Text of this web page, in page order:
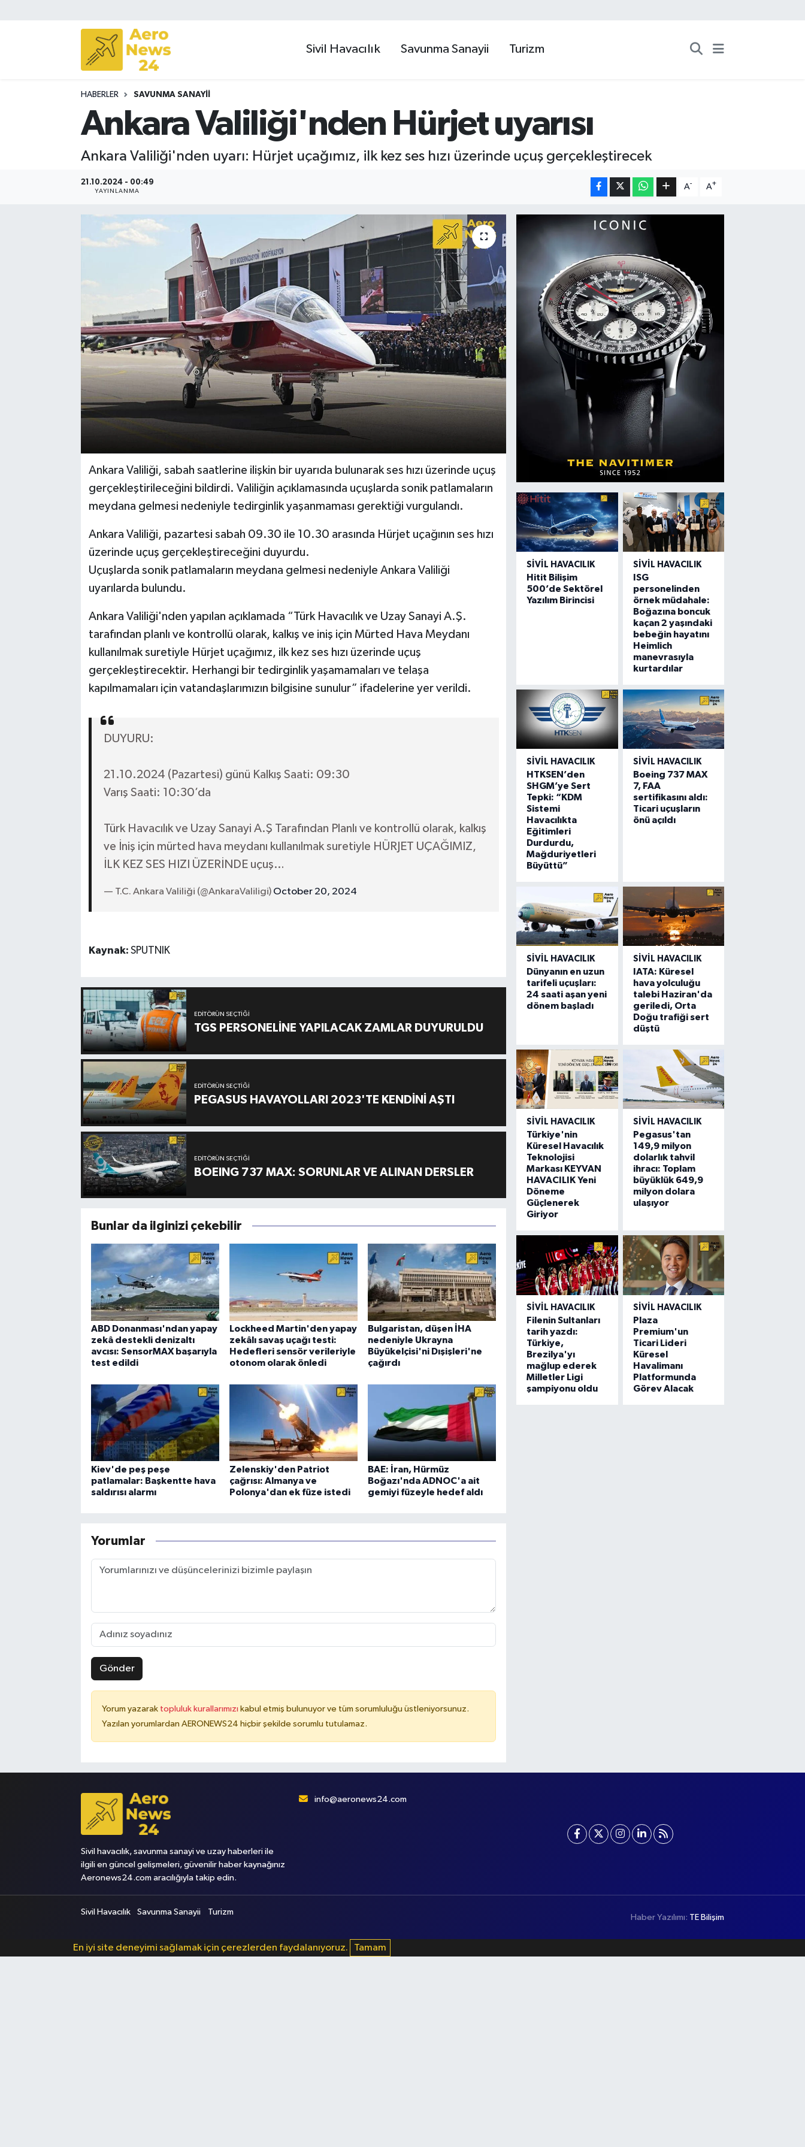
Sivil Havacılık Savunma Sanayii Turizm
HABERLER SAVUNMA SANAYII
Ankara Valiliği'nden Hürjet uyarısı
Ankara Valiliği'nden uyarı: Hürjet uçağımız, ilk kez ses hızı üzerinde uçuş gerçekleştirecek
21.10.2024 - 00:49
YAYINLANMA
A- A+
Ankara Valiliği, sabah saatlerine ilişkin bir uyarıda bulunarak ses hızı üzerinde uçuş
gerçekleştirileceğini bildirdi. Valiliğin açıklamasında uçuşlarda sonik patlamaların
meydana gelmesi nedeniyle tedirginlik yaşanmaması gerektiği vurgulandı.
Ankara Valiliği, pazartesi sabah 09.30 ile 10.30 arasında Hürjet uçağının ses hızı
üzerinde uçuş gerçekleştireceğini duyurdu.
Uçuşlarda sonik patlamaların meydana gelmesi nedeniyle Ankara Valiliği
uyarılarda bulundu.
Ankara Valiliği'nden yapılan açıklamada “Türk Havacılık ve Uzay Sanayi A.Ş.
tarafından planlı ve kontrollü olarak, kalkış ve iniş için Mürted Hava Meydanı
kullanılmak suretiyle Hürjet uçağımız, ilk kez ses hızı üzerinde uçuş
gerçekleştirecektir. Herhangi bir tedirginlik yaşamamaları ve telaşa
kapılmamaları için vatandaşlarımızın bilgisine sunulur” ifadelerine yer verildi.
DUYURU:
21.10.2024 (Pazartesi) günü Kalkış Saati: 09:30
Varış Saati: 10:30’da
Türk Havacılık ve Uzay Sanayi A.Ş Tarafından Planlı ve kontrollü olarak, kalkış
ve İniş için mürted hava meydanı kullanılmak suretiyle HÜRJET UÇAĞIMIZ,
İLK KEZ SES HIZI ÜZERİNDE uçuş…
— T.C. Ankara Valiliği (@AnkaraValiligi) October 20, 2024
Kaynak: SPUTNIK
EDITÖRÜN SEÇTIĞI
TGS PERSONELİNE YAPILACAK ZAMLAR DUYURULDU
EDITÖRÜN SEÇTIĞI
PEGASUS HAVAYOLLARI 2023'TE KENDİNİ AŞTI
EDITÖRÜN SEÇTIĞI
BOEING 737 MAX: SORUNLAR VE ALINAN DERSLER
Bunlar da ilginizi çekebilir
ABD Donanması'ndan yapay
zekâ destekli denizaltı
avcısı: SensorMAX başarıyla
test edildi
Lockheed Martin'den yapay
zekâlı savaş uçağı testi:
Hedefleri sensör verileriyle
otonom olarak önledi
Bulgaristan, düşen İHA
nedeniyle Ukrayna
Büyükelçisi'ni Dışişleri'ne
çağırdı
Kiev'de peş peşe
patlamalar: Başkentte hava
saldırısı alarmı
Zelenskiy'den Patriot
çağrısı: Almanya ve
Polonya'dan ek füze istedi
BAE: İran, Hürmüz
Boğazı'nda ADNOC'a ait
gemiyi füzeyle hedef aldı
Yorumlar
Gönder
Yorum yazarak topluluk kurallarımızı kabul etmiş bulunuyor ve tüm sorumluluğu üstleniyorsunuz.
Yazılan yorumlardan AERONEWS24 hiçbir şekilde sorumlu tutulamaz.
SIVIL HAVACILIK
Hitit Bilişim
500’de Sektörel
Yazılım Birincisi
SIVIL HAVACILIK
ISG
personelinden
örnek müdahale:
Boğazına boncuk
kaçan 2 yaşındaki
bebeğin hayatını
Heimlich
manevrasıyla
kurtardılar
SIVIL HAVACILIK
HTKSEN’den
SHGM’ye Sert
Tepki: “KDM
Sistemi
Havacılıkta
Eğitimleri
Durdurdu,
Mağduriyetleri
Büyüttü”
SIVIL HAVACILIK
Boeing 737 MAX
7, FAA
sertifikasını aldı:
Ticari uçuşların
önü açıldı
SIVIL HAVACILIK
Dünyanın en uzun
tarifeli uçuşları:
24 saati aşan yeni
dönem başladı
SIVIL HAVACILIK
IATA: Küresel
hava yolculuğu
talebi Haziran'da
geriledi, Orta
Doğu trafiği sert
düştü
SIVIL HAVACILIK
Türkiye'nin
Küresel Havacılık
Teknolojisi
Markası KEYVAN
HAVACILIK Yeni
Döneme
Güçlenerek
Giriyor
SIVIL HAVACILIK
Pegasus'tan
149,9 milyon
dolarlık tahvil
ihracı: Toplam
büyüklük 649,9
milyon dolara
ulaşıyor
SIVIL HAVACILIK
Filenin Sultanları
tarih yazdı:
Türkiye,
Brezilya'yı
mağlup ederek
Milletler Ligi
şampiyonu oldu
SIVIL HAVACILIK
Plaza
Premium'un
Ticari Lideri
Küresel
Havalimanı
Platformunda
Görev Alacak
Sivil havacılık, savunma sanayi ve uzay haberleri ile
ilgili en güncel gelişmeleri, güvenilir haber kaynağınız
Aeronews24.com aracılığıyla takip edin.
info@aeronews24.com
Sivil Havacılık Savunma Sanayii Turizm
Haber Yazılımı: TE Bilişim
En iyi site deneyimi sağlamak için çerezlerden faydalanıyoruz. Tamam
Sivil Havacılık